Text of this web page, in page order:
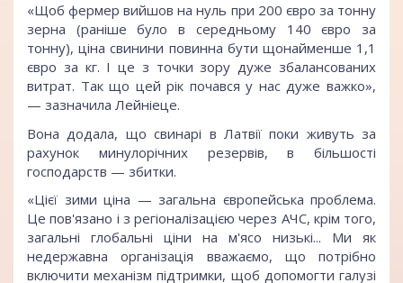
«Щоб фермер вийшов на нуль при 200 євро за тонну
зерна (раніше було в середньому 140 євро за
тонну), ціна свинини повинна бути щонайменше 1,1
євро за кг. І це з точки зору дуже збалансованих
витрат. Так що цей рік почався у нас дуже важко»,
— зазначила Лейніеце.
Вона додала, що свинарі в Латвії поки живуть за
рахунок минулорічних резервів, в більшості
господарств — збитки.
«Цієї зими ціна — загальна європейська проблема.
Це пов'язано і з регіоналізацією через АЧС, крім того,
загальні глобальні ціни на м'ясо низькі... Ми як
недержавна організація вважаємо, що потрібно
включити механізм підтримки, щоб допомогти галузі